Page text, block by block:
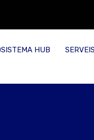
HUB SERVEIS